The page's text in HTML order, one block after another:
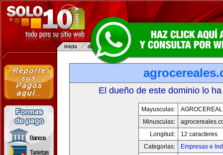
El dueño de este dominio lo
Mayusculas:
Minusculas:
Longitud:
12 caracteres
Categorias:
Empresas e